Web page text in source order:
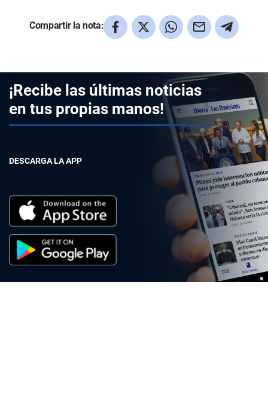
Compartir la nota:
¡Recibe las últimas noticias
en tus propias manos!
DESCARGA LA APP